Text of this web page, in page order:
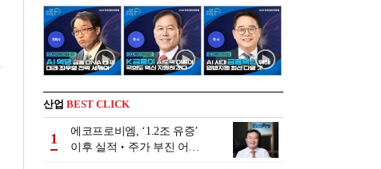
산업 BEST CLICK
1
에코프로비엠, ‘1.2조 유증’
이후 실적‧주가 부진 어쩌